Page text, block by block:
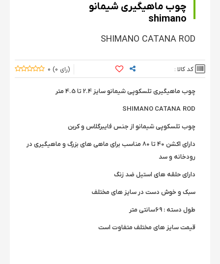
چوب ماهیگیری شیمانو
shimano
SHIMANO CATANA ROD
0 0 کد کالا :
چوب ماهیگیری تلسکوپی شیمانو سایز 2.4 تا 4.5 متر
SHIMANO CATANA ROD
چوب تلسکوپی شیمانو از جنس فایبرگلاس و کربن
دارای اکشن 40 تا 80 مناسب برای ماهی های بزرگ و ماهیگیری در
رودخانه و سد
دارای حلقه های استیل ضد زنگ
سبک و خوش دست در سایز های مختلف
طول دسته : 69سانتی متر
قیمت سایز های مختلف متفاوت است